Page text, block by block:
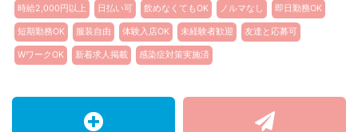
時給2,000円以上 日払い可 飲めなくてもOK ノルマなし 即日勤務OK
短期勤務OK 服装自由 体験入店OK 未経験者歓迎 友達と応募可
WワークOK 新着求人掲載 感染症対策実施済